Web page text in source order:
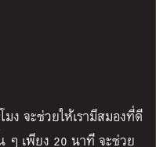
มง จะช่วยให้เรามีสมองที่ดี
ๆ เพียง 20 นาที จะช่วย